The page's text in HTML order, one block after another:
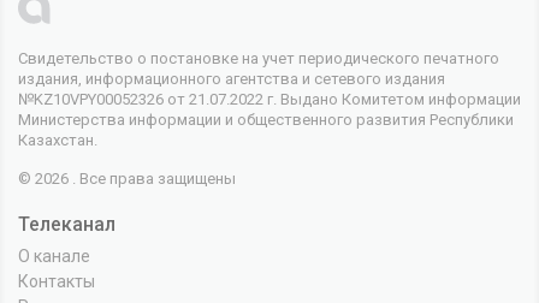
Свидетельство о постановке на учет периодического печатного
издания, информационного агентства и сетевого издания
№KZ10VPY00052326 от 21.07.2022 г. Выдано Комитетом информации
Министерства информации и общественного развития Республики
Казахстан.
© 2026 . Все права защищены
Телеканал
О канале
Контакты